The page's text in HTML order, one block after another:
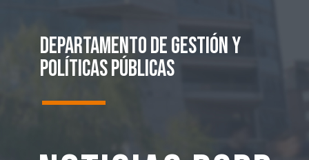
Departamento de Gestión y
Políticas Públicas